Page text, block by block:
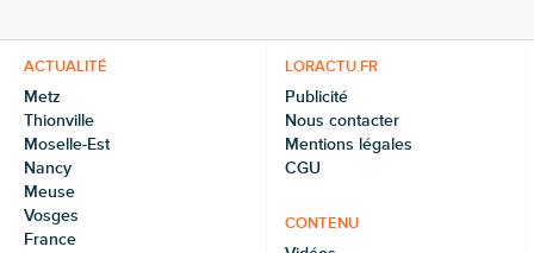
ACTUALITÉ
Metz
Thionville
Moselle-Est
Nancy
Meuse
Vosges
France
LORACTU.FR
Publicité
Nous contacter
Mentions légales
CGU
CONTENU